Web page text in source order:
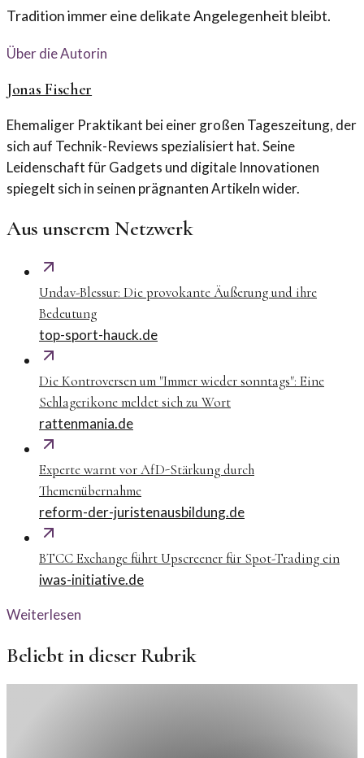
Tradition immer eine delikate Angelegenheit bleibt.
Über die Autorin
Jonas Fischer
Ehemaliger Praktikant bei einer großen Tageszeitung, der
sich auf Technik-Reviews spezialisiert hat. Seine
Leidenschaft für Gadgets und digitale Innovationen
spiegelt sich in seinen prägnanten Artikeln wider.
Aus unserem Netzwerk
Undav-Blessur: Die provokante Äußerung und ihre
Bedeutung
top-sport-hauck.de
Die Kontroversen um "Immer wieder sonntags": Eine
Schlagerikone meldet sich zu Wort
rattenmania.de
Experte warnt vor AfD-Stärkung durch
Themenübernahme
reform-der-juristenausbildung.de
BTCC Exchange führt Upscreener für Spot-Trading ein
iwas-initiative.de
Weiterlesen
Beliebt in dieser Rubrik